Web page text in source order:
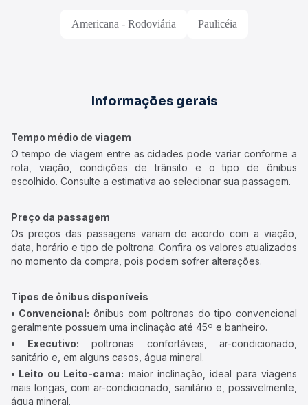
Americana - Rodoviária Paulicéia
Informações gerais
Tempo médio de viagem
O tempo de viagem entre as cidades pode variar conforme a
rota, viação, condições de trânsito e o tipo de ônibus
escolhido. Consulte a estimativa ao selecionar sua passagem.
Preço da passagem
Os preços das passagens variam de acordo com a viação,
data, horário e tipo de poltrona. Confira os valores atualizados
no momento da compra, pois podem sofrer alterações.
Tipos de ônibus disponíveis
• Convencional: ônibus com poltronas do tipo convencional
geralmente possuem uma inclinação até 45º e banheiro.
• Executivo: poltronas confortáveis, ar-condicionado,
sanitário e, em alguns casos, água mineral.
• Leito ou Leito-cama: maior inclinação, ideal para viagens
mais longas, com ar-condicionado, sanitário e, possivelmente,
água mineral.